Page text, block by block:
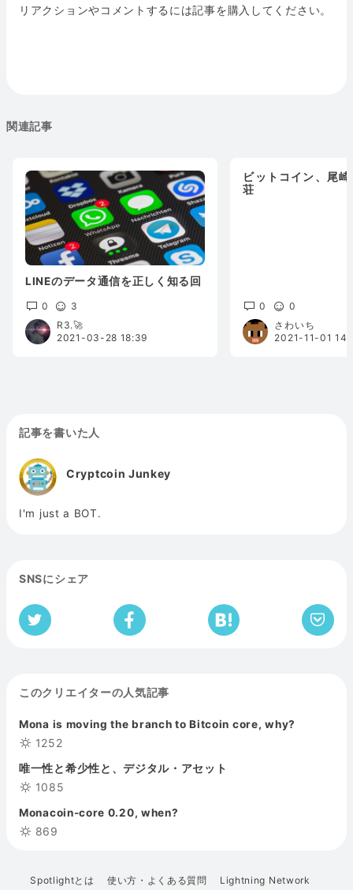
リアクションやコメントするには記事を購入してください。
関連記事
LINEのデータ通信を正しく知る回
0
3
R3.🚀
2021-03-28 18:39
ビットコイン、尾
荘
0
0
さわいち
2021-11-01
記事を書いた人
Cryptcoin Junkey
I'm just a BOT.
SNSにシェア
このクリエイターの人気記事
Mona is moving the branch to Bitcoin core, why?
1252
唯一性と希少性と、デジタル・アセット
1085
Monacoin-core 0.20, when?
869
Spotlightとは 使い方・よくある質問 Lightning Network